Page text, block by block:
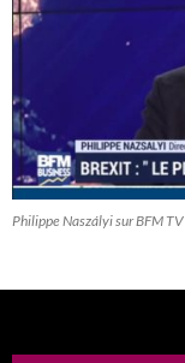
Philippe Naszályi sur BFM TV